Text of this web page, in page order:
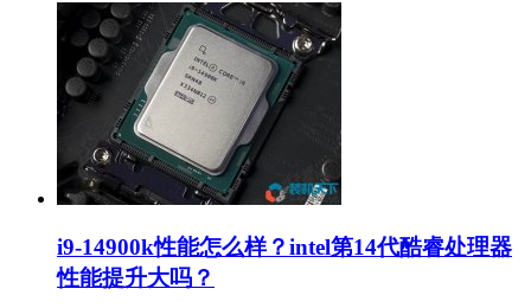
i9-14900k性能怎么样？intel第14代酷睿处理器
性能提升大吗？